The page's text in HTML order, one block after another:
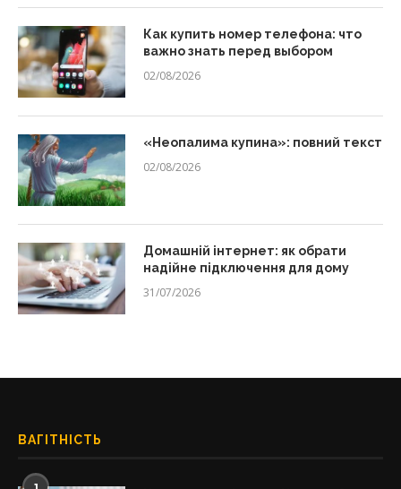
Как купить номер телефона: что
важно знать перед выбором
02/08/2026
«Неопалима купина»: повний текст
02/08/2026
Домашній інтернет: як обрати
надійне підключення для дому
31/07/2026
ВАГІТНІСТЬ